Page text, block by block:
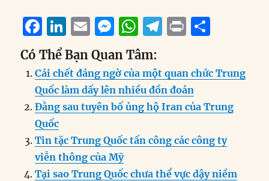
F
a
c
e
b
o
o
k
Li
n
k
e
d
n
E
m
ai
l
M
e
ss
e
n
er
W
h
at
s
A
p
T
e
g
r
m
P
n
t
a
re
Có Thể Bạn Quan Tâm:
Cái chết đáng ngờ của một quan chức Trung
Quốc làm dấy lên nhiều đồn đoán
Đằng sau tuyên bố ủng hộ Iran của Trung
Quốc
Tin tặc Trung Quốc tấn công các công ty
viễn thông của Mỹ
Tại sao Trung Quốc chưa thể vực dậy niềm